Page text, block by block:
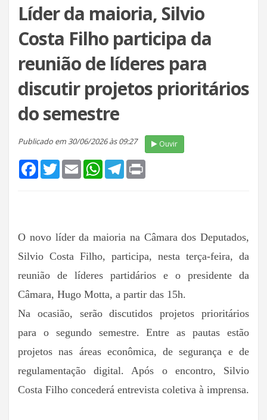
Líder da maioria, Silvio
Costa Filho participa da
reunião de líderes para
discutir projetos prioritários
do semestre
Publicado em 30/06/2026 às 09:27 Ouvir
FacebookTwitterEmail WhatsApp
Telegram
O novo líder da maioria na Câmara dos Deputados,
Silvio Costa Filho, participa, nesta terça-feira, da
reunião de líderes partidários e o presidente da
Câmara, Hugo Motta, a partir das 15h.
Na ocasião, serão discutidos projetos prioritários
para o segundo semestre. Entre as pautas estão
projetos nas áreas econômica, de segurança e de
regulamentação digital. Após o encontro, Silvio
Costa Filho concederá entrevista coletiva à imprensa.